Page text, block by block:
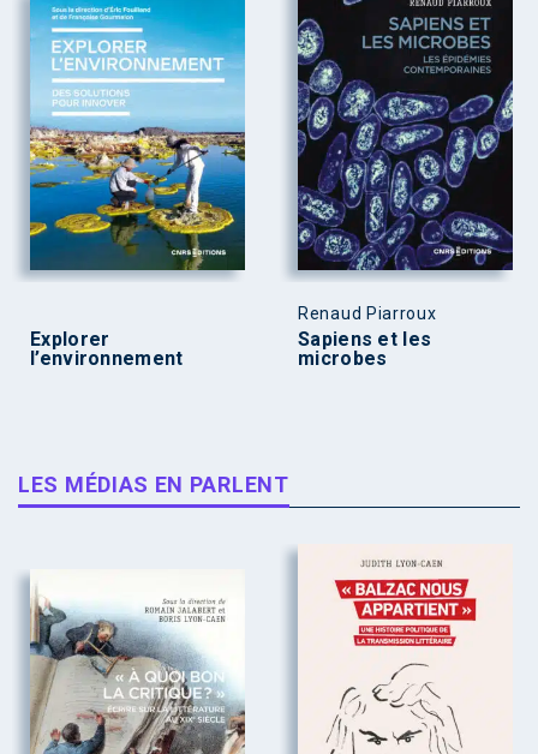
Explorer
l’environnement
Renaud Piarroux
Sapiens et les
microbes
LES MÉDIAS EN PARLENT